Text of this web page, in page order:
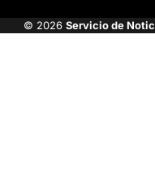
© 2026 Servicio de